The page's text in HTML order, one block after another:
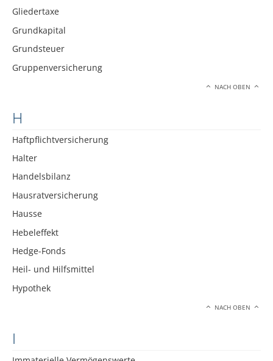
Gliedertaxe
Grundkapital
Grundsteuer
Gruppenversicherung
NACH OBEN
H
Haftpflichtversicherung
Halter
Handelsbilanz
Hausratversicherung
Hausse
Hebeleffekt
Hedge-Fonds
Heil- und Hilfsmittel
Hypothek
NACH OBEN
I